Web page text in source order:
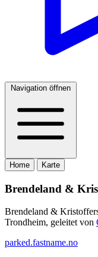
Navigation öffnen
Home Karte
Brendeland &
Brendeland &
Trondheim, geleitet von
parked.fastname.no